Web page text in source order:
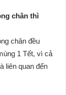
chân thì
chân đều
1 Tết, vì cả
liên quan đến